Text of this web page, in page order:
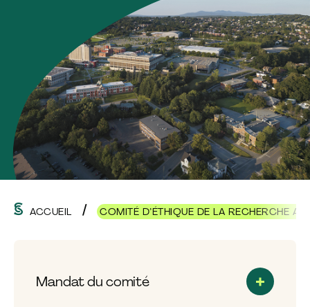
ACCUEIL COMITÉ D’ÉTHIQUE DE LA RECHERCHE
Mandat du comité